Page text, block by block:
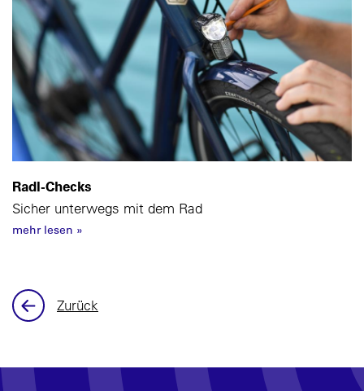
Radl-Checks
Sicher unterwegs mit dem Rad
mehr lesen »
Zurück